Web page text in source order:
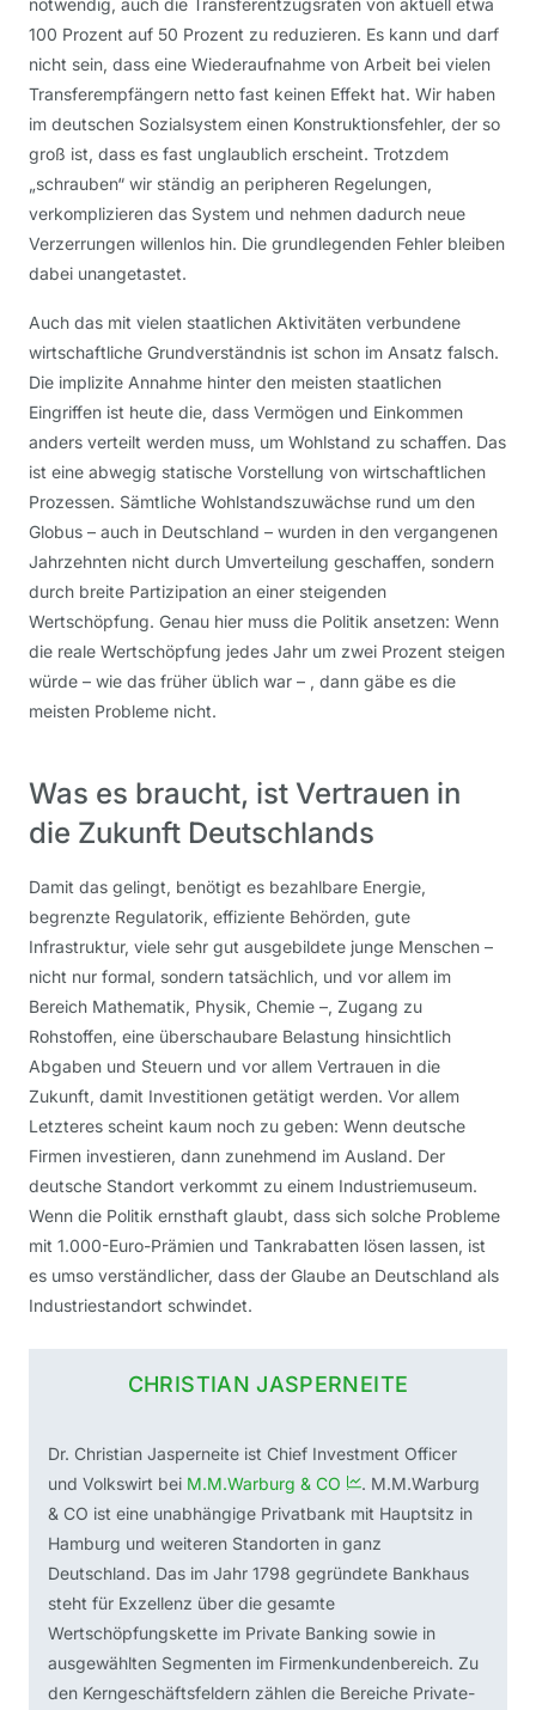
100 Prozent auf 50 Prozent zu reduzieren. Es kann und darf
nicht sein, dass eine Wiederaufnahme von Arbeit bei vielen
Transferempfängern netto fast keinen Effekt hat. Wir haben
im deutschen Sozialsystem einen Konstruktionsfehler, der so
groß ist, dass es fast unglaublich erscheint. Trotzdem
„schrauben“ wir ständig an peripheren Regelungen,
verkomplizieren das System und nehmen dadurch neue
Verzerrungen willenlos hin. Die grundlegenden Fehler bleiben
dabei unangetastet.
Auch das mit vielen staatlichen Aktivitäten verbundene
wirtschaftliche Grundverständnis ist schon im Ansatz falsch.
Die implizite Annahme hinter den meisten staatlichen
Eingriffen ist heute die, dass Vermögen und Einkommen
anders verteilt werden muss, um Wohlstand zu schaffen. Das
ist eine abwegig statische Vorstellung von wirtschaftlichen
Prozessen. Sämtliche Wohlstandszuwächse rund um den
Globus – auch in Deutschland – wurden in den vergangenen
Jahrzehnten nicht durch Umverteilung geschaffen, sondern
durch breite Partizipation an einer steigenden
Wertschöpfung. Genau hier muss die Politik ansetzen: Wenn
die reale Wertschöpfung jedes Jahr um zwei Prozent steigen
würde – wie das früher üblich war – , dann gäbe es die
meisten Probleme nicht.
Was es braucht, ist Vertrauen in
die Zukunft Deutschlands
Damit das gelingt, benötigt es bezahlbare Energie,
begrenzte Regulatorik, effiziente Behörden, gute
Infrastruktur, viele sehr gut ausgebildete junge Menschen –
nicht nur formal, sondern tatsächlich, und vor allem im
Bereich Mathematik, Physik, Chemie –, Zugang zu
Rohstoffen, eine überschaubare Belastung hinsichtlich
Abgaben und Steuern und vor allem Vertrauen in die
Zukunft, damit Investitionen getätigt werden. Vor allem
Letzteres scheint kaum noch zu geben: Wenn deutsche
Firmen investieren, dann zunehmend im Ausland. Der
deutsche Standort verkommt zu einem Industriemuseum.
Wenn die Politik ernsthaft glaubt, dass sich solche Probleme
mit 1.000-Euro-Prämien und Tankrabatten lösen lassen, ist
es umso verständlicher, dass der Glaube an Deutschland als
Industriestandort schwindet.
CHRISTIAN JASPERNEITE
Dr. Christian Jasperneite ist Chief Investment Officer
und Volkswirt bei M.M.Warburg & CO
. M.M.Warburg
& CO ist eine unabhängige Privatbank mit Hauptsitz in
Hamburg und weiteren Standorten in ganz
Deutschland. Das im Jahr 1798 gegründete Bankhaus
steht für Exzellenz über die gesamte
Wertschöpfungskette im Private Banking sowie in
ausgewählten Segmenten im Firmenkundenbereich. Zu
den Kerngeschäftsfeldern zählen die Bereiche Private-